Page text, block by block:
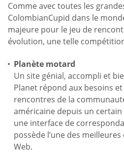
Comme avec toutes les
ColombianCupid dans le
majeure pour le jeu de
évolution, une telle
Planète motard
Un site génial, accompli et
Planet répond aux besoins
rencontres de la
américaine depuis un
une interface de
possède l’une des
Web.